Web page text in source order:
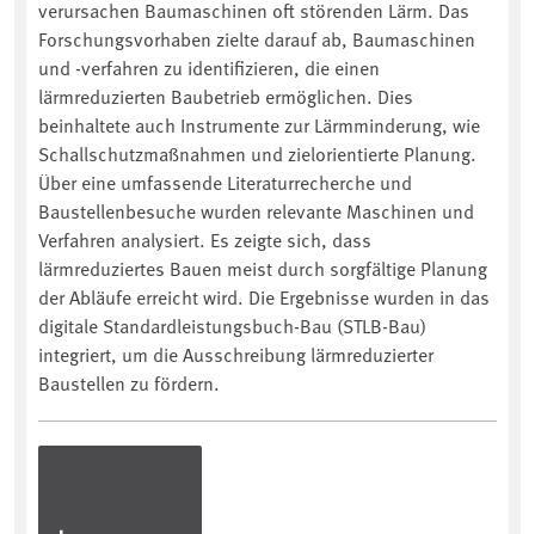
verursachen Baumaschinen oft störenden Lärm. Das
Forschungsvorhaben zielte darauf ab, Baumaschinen
und -verfahren zu identifizieren, die einen
lärmreduzierten Baubetrieb ermöglichen. Dies
beinhaltete auch Instrumente zur Lärmminderung, wie
Schallschutzmaßnahmen und zielorientierte Planung.
Über eine umfassende Literaturrecherche und
Baustellenbesuche wurden relevante Maschinen und
Verfahren analysiert. Es zeigte sich, dass
lärmreduziertes Bauen meist durch sorgfältige Planung
der Abläufe erreicht wird. Die Ergebnisse wurden in das
digitale Standardleistungsbuch-Bau (STLB-Bau)
integriert, um die Ausschreibung lärmreduzierter
Baustellen zu fördern.